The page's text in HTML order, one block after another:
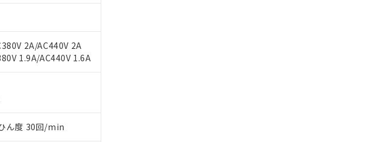
2A/AC440V 2A
1.9A/AC440V 1.6A
ん度 30回/min
状況および標準価格(税抜)を提供させていただ
象外となる商品もあることをご了承ください。
新日時点での社内データに基づき作成されるも
価格とは異なる場合があることをご了承くださ
またはお客様担当のオムロン制御機器販売店・
品と判明した場合などやむを得ず変更すること
以下、
以下、ポリ臭化ジフェニルエーテル類(PBDE) 1000ppm以下、
ル酸ブチルベンジル（BBP） 1000ppm以下、フタル酸ジブチ
。
ことを確認しています。
あることを示します。
いることを示します。
い。
PBDEs(ポリ臭化ジフェニルエーテル類) : 1000ppm、
貿易法に定める商品（以下｢規制貨物等」とい
府の輸出許可(または役務取引許可)を取得する
ど、違法に輸出されないよう必要な手段を講じ
物兵器またはその他武器並びにこれらの製造装